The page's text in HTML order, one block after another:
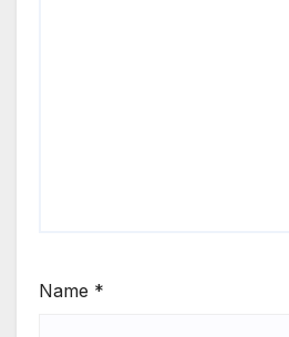
Name *